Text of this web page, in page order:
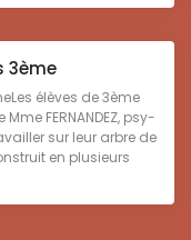
3ème
élèves de 3ème
FERNANDEZ, psy-
sur leur arbre de
en plusieurs